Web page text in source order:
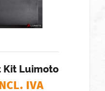
Kit Luimoto
IVA